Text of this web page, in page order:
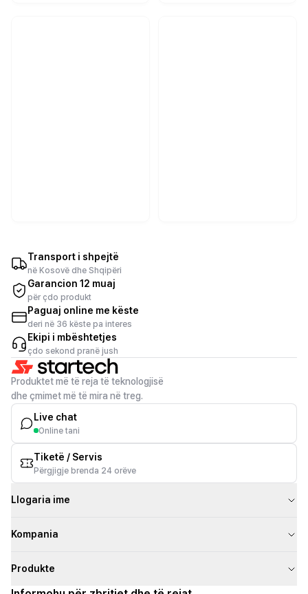
Transport i shpejtë
në Kosovë dhe Shqipëri
Garancion 12 muaj
për çdo produkt
Paguaj online me këste
deri në 36 këste pa interes
Ekipi i mbështetjes
çdo sekond pranë jush
Produktet më të reja të teknologjisë
dhe çmimet më të mira në treg.
Live chat
Online tani
Tiketë / Servis
Përgjigje brenda 24 orëve
Llogaria ime
Kompania
Produkte